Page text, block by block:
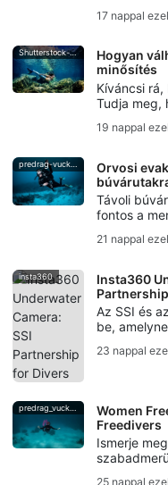
a kezdők
technikai
17 nappal
Shutterstock-Andrea_Izzotti
Hogyan
minősítés
Kíváncsi
Tudja meg,
19 nappal
predrag-vuckovic
Orvosi
Távoli
fontos a
betegségtől
21 nappal
insta360
Insta360
Az SSI és
be,
alkotói
23 nappal
predrag_vuckovic
Women
Freedivers
Ismerje
25 nappal